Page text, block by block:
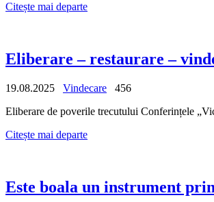
Citește mai departe
Eliberare – restaurare –
19.08.2025 Vindecare
456
Eliberare de poverile trecutului Conferințele
Citește mai departe
Este boala un instrument